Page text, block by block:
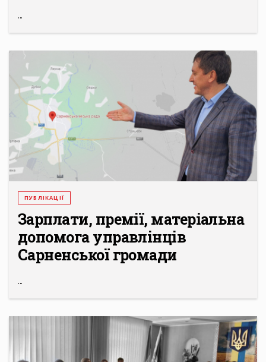
...
ПУБЛІКАЦІЇ
Зарплати, премії, матеріальна
допомога управлінців
Сарненської громади
...